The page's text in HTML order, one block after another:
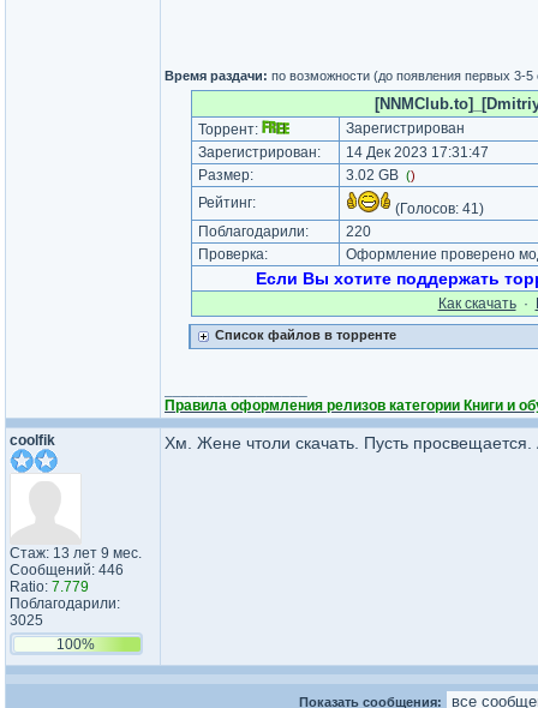
Время раздачи: по возможности (до появления первых 3-5
Торрент:
Зарегистрирован
Зарегистрирован:
14 Дек 2023 17:31:47
Размер:
3.02 GB ()
Рейтинг: (Голосов: 41)
Поблагодарили:
220
Проверка:
Оформление проверено
Если Вы хотите поддержать
Как cкачать·
Список файлов в торренте
Правила оформления релизов категории Книги и
coolfik
Стаж: 13 лет 9 мес.
Сообщений: 446
Ratio: 7.779
Поблагодарили:
3025
100%
Хм. Жене чтоли скачать. Пусть
Показать сообщения: